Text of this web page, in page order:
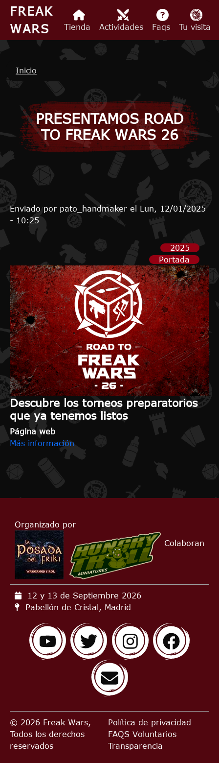
Pasar al contenido principal
FREAK
WARS
Tienda Actividades Faqs Tu visita
Ruta de navegación
Inicio
PRESENTAMOS ROAD
TO FREAK WARS 26
Enviado por pato_handmaker el Lun, 12/01/2025
- 10:25
2025
Portada
Descubre los torneos preparatorios
que ya tenemos listos
Página web
Más información
Organizado por
Colaboran
12 y 13 de Septiembre 2026
Pabellón de Cristal, Madrid
© 2026 Freak Wars,
Todos los derechos
reservados
Política de privacidad
FAQS Voluntarios
Transparencia